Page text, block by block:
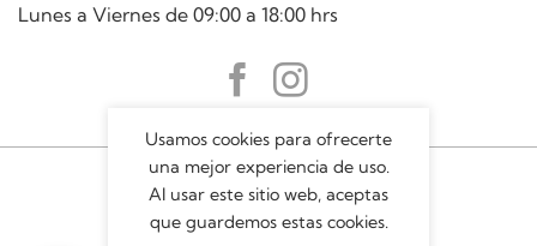
Lunes a Viernes de 09:00 a 18:00 hrs
Usamos cookies para ofrecerte
una mejor experiencia de uso.
Al usar este sitio web, aceptas
que guardemos estas cookies.